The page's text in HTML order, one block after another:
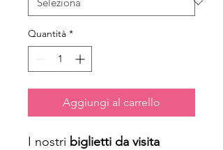
Quantità *
Aggiungi al carrello
I nostri biglietti da visita